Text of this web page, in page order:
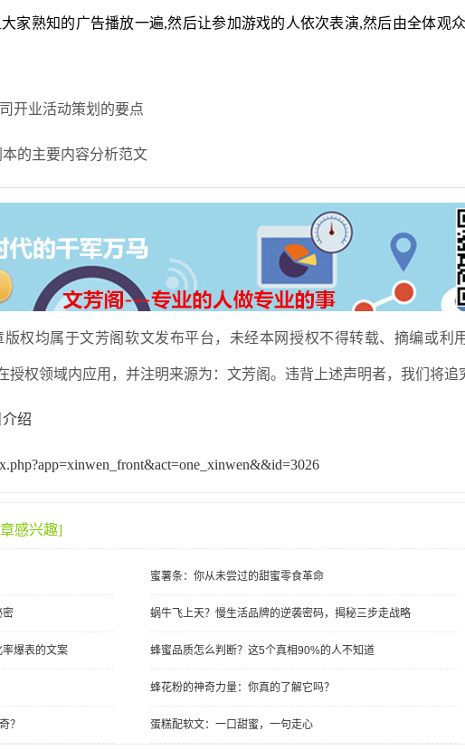
家熟知的广告播放一遍,然后让参加游戏的人依次表演,然后由全体观
开业活动策划的要点
的主要内容分析范文
权均属于文芳阁软文发布平台，未经本网授权不得转载、摘编或利
授权领域内应用，并注明来源为：文芳阁。违背上述声明者，我们将追
介绍
感兴趣]
蜜薯条：你从未尝过的甜蜜零食革命
密 蜗牛飞上天？慢生活品牌的逆袭密码，揭秘三步走战略
爆表的文案 蜂蜜品质怎么判断？这5个真相90%的人不知道
蜂花粉的神奇力量：你真的了解它吗？
？ 蛋糕配软文：一口甜蜜，一句走心